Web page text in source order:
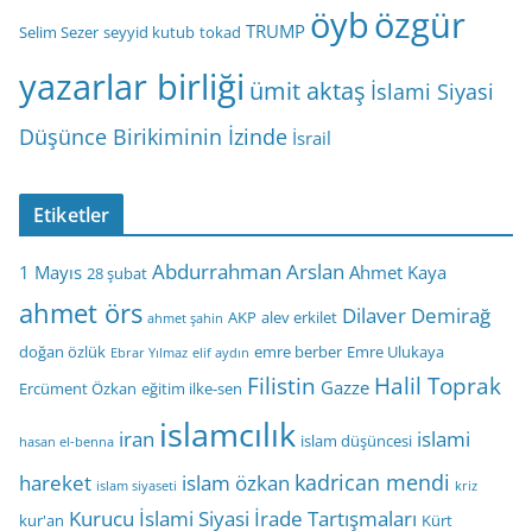
Selim Sezer seyyid kutub tokad TRUMP öybözgür
yazarlar birliği ümit aktaş İslami Siyasi
Düşünce Birikiminin İzinde İsrail
Etiketler
1 Mayıs 28 şubat Abdurrahman Arslan Ahmet Kaya
ahmet örs ahmet şahin AKP alev erkilet Dilaver Demirağ
doğan özlük Ebrar Yılmaz elif aydın emre berber Emre Ulukaya
Ercüment Özkan eğitim ilke-sen Filistin Gazze Halil Toprak
hasan el-benna iran islamcılık islam düşüncesi islami
hareket islam siyaseti islam özkan kadrican mendi kriz
kur'an Kurucu İslami Siyasi İrade Tartışmaları Kürt